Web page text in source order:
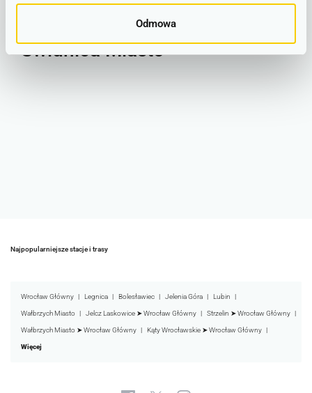
Odmowa
Świdnica Miasto
Najpopularniejsze stacje i trasy
Wrocław Główny Legnica Bolesławiec Jelenia Góra Lubin
Wałbrzych Miasto Jelcz Laskowice ➤ Wrocław Główny Strzelin ➤ Wrocław Główny
Wałbrzych Miasto ➤ Wrocław Główny Kąty Wrocławskie ➤ Wrocław Główny
Więcej